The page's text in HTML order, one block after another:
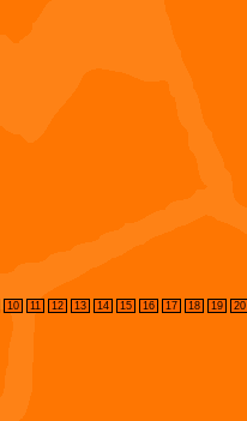
10 11 12 13 14 15 16 17 18 19 20